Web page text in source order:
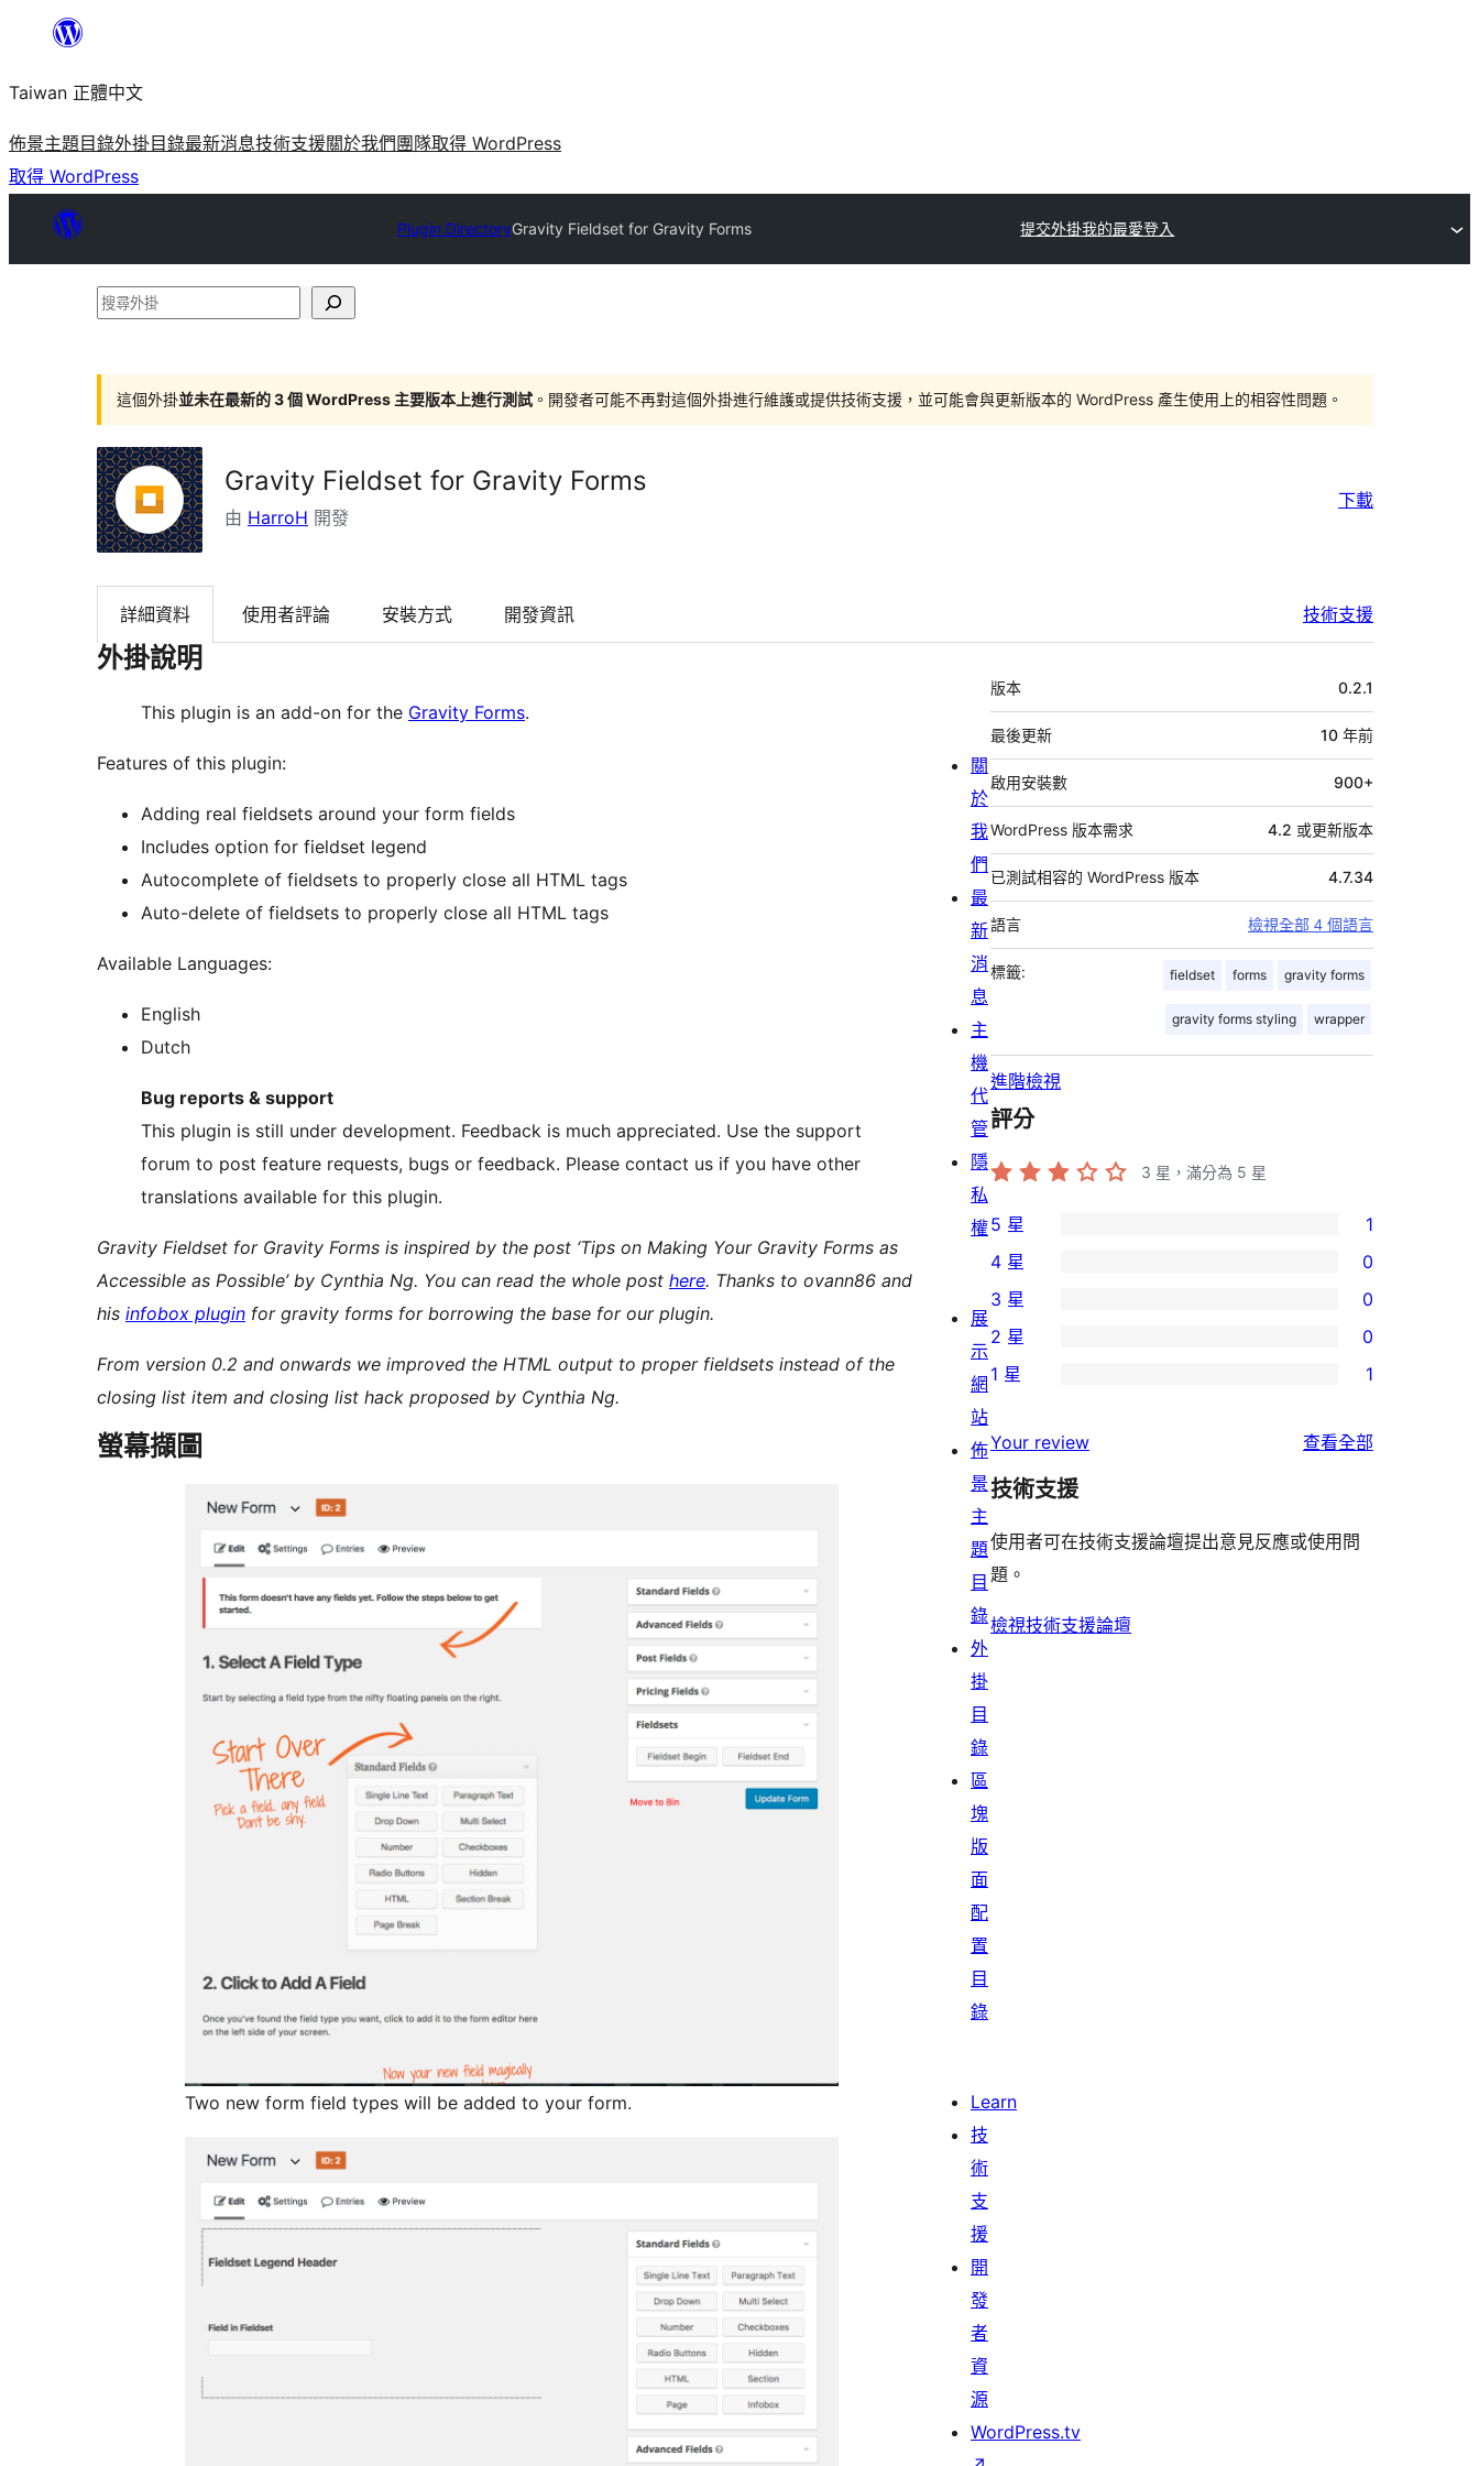
主
要
內
容
Taiwan 正體中文
佈景主題目錄外掛目錄最新消息技術支援關於我們 團隊取得 WordPress
取得 WordPress
Plugin DirectoryGravity Fieldset for Gravity Forms 提交外掛我的最愛登入
搜
這個外掛並未在最新的 3 個 WordPress 主要版本上進行測試 。開發者可能不再對這個外掛進行維護或提供技術支援，並可能會與更新版本的 WordPress 產生使用上的相容性問題。
Gravity Fieldset for Gravity Forms
由 HarroH 開發
下載
詳細資料 使用者評論 安裝方式 開發資訊 技術支援
外掛說明
This plugin is an add-on for the Gravity Forms.
Features of this plugin:
Adding real fieldsets around your form fields
Includes option for fieldset legend
Autocomplete of fieldsets to properly close all HTML tags
Auto-delete of fieldsets to properly close all HTML tags
Available Languages:
English
Dutch
Bug reports & support
This plugin is still under development. Feedback is much appreciated. Use the support
forum to post feature requests, bugs or feedback. Please contact us if you have other
translations available for this plugin.
Gravity Fieldset for Gravity Forms is inspired by the post ‘Tips on Making Your Gravity Forms as
Accessible as Possible’ by Cynthia Ng. You can read the whole post here. Thanks to ovann86 and
his infobox plugin for gravity forms for borrowing the base for our plugin.
From version 0.2 and onwards we improved the HTML output to proper fieldsets instead of the
closing list item and closing list hack proposed by Cynthia Ng.
螢幕擷圖
Two new form field types will be added to your form.
中
繼
資
料
版本 0.2.1
最後更新 10 年前
啟用安裝數 900+
WordPress 版本需求 4.2 或更新版本
已測試相容的 WordPress 版本 4.7.34
語言 檢視全部 4 個語言
標籤: fieldset forms gravity forms
gravity forms styling wrapper
進階檢視
評分
3 星，滿分為 5 星
1
個
5
星
使
者
論
5 星 1
個
4
星
用
者
論
4 星 0
0
個
3
使
用
評
論
3 星 0
個
星
使
者
評
論
2 星 0
1
星
用
者
評
1 星 1
Your review 查看全部
技術支援
使用者可在技術支援論壇提出意見反應或使用問
題。
檢視技術支援論壇
關
於
我
們
最
新
消
息
主
機
代
管
隱
私
權
展
示
網
站
佈
景
主
題
目
錄
外
掛
目
錄
區
塊
版
面
配
置
目
錄
Learn
技
術
支
援
開
發
者
資
源
WordPress.tv